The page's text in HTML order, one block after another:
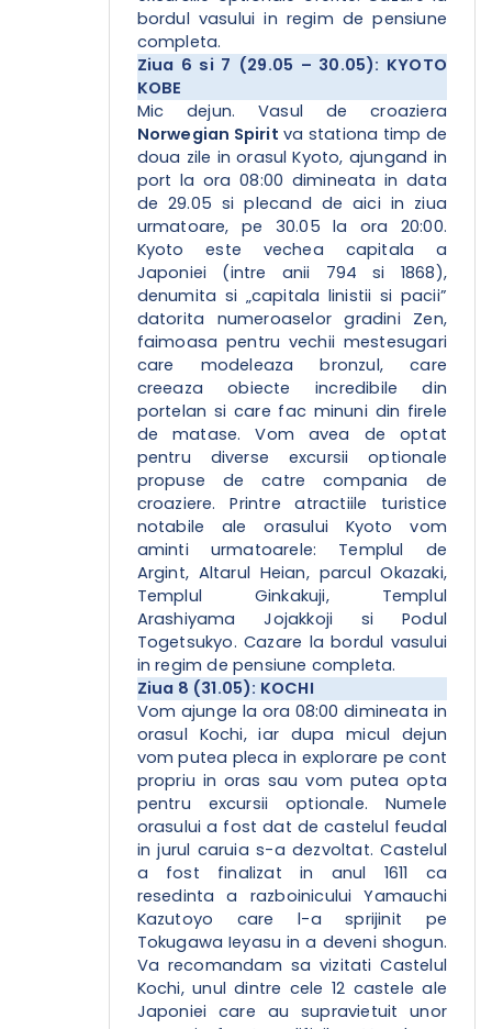
bordul vasului in regim de pensiune
completa.
Ziua 6 si 7 (29.05 – 30.05): KYOTO
KOBE
Mic dejun. Vasul de croaziera
Norwegian Spirit va stationa timp de
doua zile in orasul Kyoto, ajungand in
port la ora 08:00 dimineata in data
de 29.05 si plecand de aici in ziua
urmatoare, pe 30.05 la ora 20:00.
Kyoto este vechea capitala a
Japoniei (intre anii 794 si 1868),
denumita si „capitala linistii si pacii”
datorita numeroaselor gradini Zen,
faimoasa pentru vechii mestesugari
care modeleaza bronzul, care
creeaza obiecte incredibile din
portelan si care fac minuni din firele
de matase. Vom avea de optat
pentru diverse excursii optionale
propuse de catre compania de
croaziere. Printre atractiile turistice
notabile ale orasului Kyoto vom
aminti urmatoarele: Templul de
Argint, Altarul Heian, parcul Okazaki,
Templul Ginkakuji, Templul
Arashiyama Jojakkoji si Podul
Togetsukyo. Cazare la bordul vasului
in regim de pensiune completa.
Ziua 8 (31.05): KOCHI
Vom ajunge la ora 08:00 dimineata in
orasul Kochi, iar dupa micul dejun
vom putea pleca in explorare pe cont
propriu in oras sau vom putea opta
pentru excursii optionale. Numele
orasului a fost dat de castelul feudal
in jurul caruia s-a dezvoltat. Castelul
a fost finalizat in anul 1611 ca
resedinta a razboinicului Yamauchi
Kazutoyo care l-a sprijinit pe
Tokugawa Ieyasu in a deveni shogun.
Va recomandam sa vizitati Castelul
Kochi, unul dintre cele 12 castele ale
Japoniei care au supravietuit unor